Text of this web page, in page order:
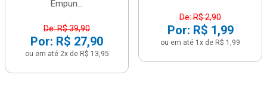
Empun...
De: R$ 39,90
Por: R$ 27,90
ou em até 2x de R$ 13,95
De: R$ 2,90
Por: R$ 1,99
ou em até 1x de R$ 1,99